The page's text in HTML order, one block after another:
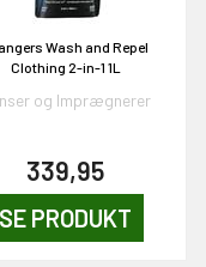
Wash and Repel
Clothing 2-in-1 1L
og Imprægnerer
339,95
SE PRODUKT